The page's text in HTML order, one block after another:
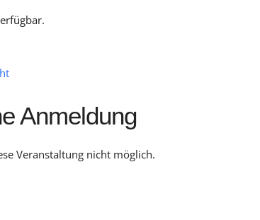
Anmeldung
Veranstaltung nicht möglich.